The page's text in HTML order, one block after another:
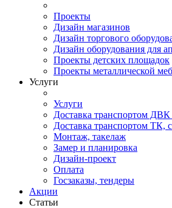
Проекты
Дизайн магазинов
Дизайн торгового
Дизайн оборудования для
Проекты детских площадок
Проекты металлической
Услуги
Услуги
Доставка транспортом
Доставка транспортом ТК,
Монтаж, такелаж
Замер и планировка
Дизайн-проект
Оплата
Госзаказы, тендеры
Акции
Статьи